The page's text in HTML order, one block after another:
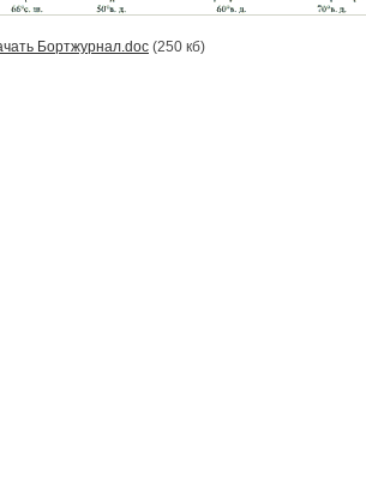
Бортжурнал.doc (250 кб)